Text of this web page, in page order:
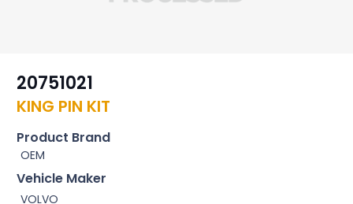
20751021
KING PIN KIT
Product Brand
OEM
Vehicle Maker
VOLVO